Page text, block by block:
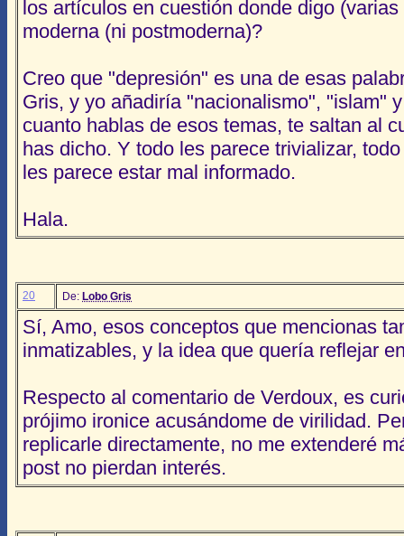
los artículos en cuestión donde digo
moderna (ni postmoderna)?
Creo que "depresión" es una de esas
Gris, y yo añadiría "nacionalismo", "islam"
cuanto hablas de esos temas, te saltan al
has dicho. Y todo les parece trivializar,
les parece estar mal informado.
Hala.
20 De: Lobo Gris
Sí, Amo, esos conceptos que mencionas
inmatizables, y la idea que quería reflejar
Respecto al comentario de Verdoux, es
prójimo ironice acusándome de virilidad.
replicarle directamente, no me extenderé
post no pierdan interés.